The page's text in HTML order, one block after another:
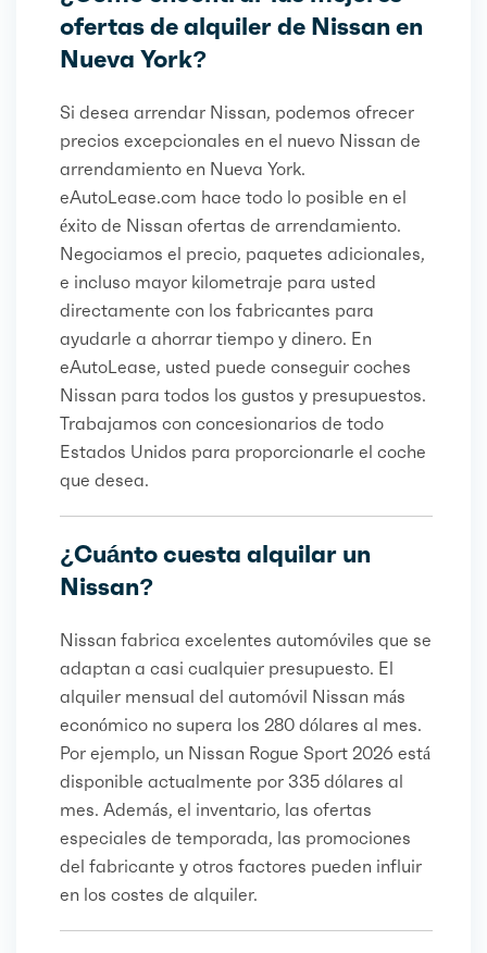
ofertas de alquiler de Nissan en
Nueva York?
Si desea arrendar Nissan, podemos ofrecer
precios excepcionales en el nuevo Nissan de
arrendamiento en Nueva York.
eAutoLease.com hace todo lo posible en el
éxito de Nissan ofertas de arrendamiento.
Negociamos el precio, paquetes adicionales,
e incluso mayor kilometraje para usted
directamente con los fabricantes para
ayudarle a ahorrar tiempo y dinero. En
eAutoLease, usted puede conseguir coches
Nissan para todos los gustos y presupuestos.
Trabajamos con concesionarios de todo
Estados Unidos para proporcionarle el coche
que desea.
¿Cuánto cuesta alquilar un
Nissan?
Nissan fabrica excelentes automóviles que se
adaptan a casi cualquier presupuesto. El
alquiler mensual del automóvil Nissan más
económico no supera los 280 dólares al mes.
Por ejemplo, un Nissan Rogue Sport 2026 está
disponible actualmente por 335 dólares al
mes. Además, el inventario, las ofertas
especiales de temporada, las promociones
del fabricante y otros factores pueden influir
en los costes de alquiler.